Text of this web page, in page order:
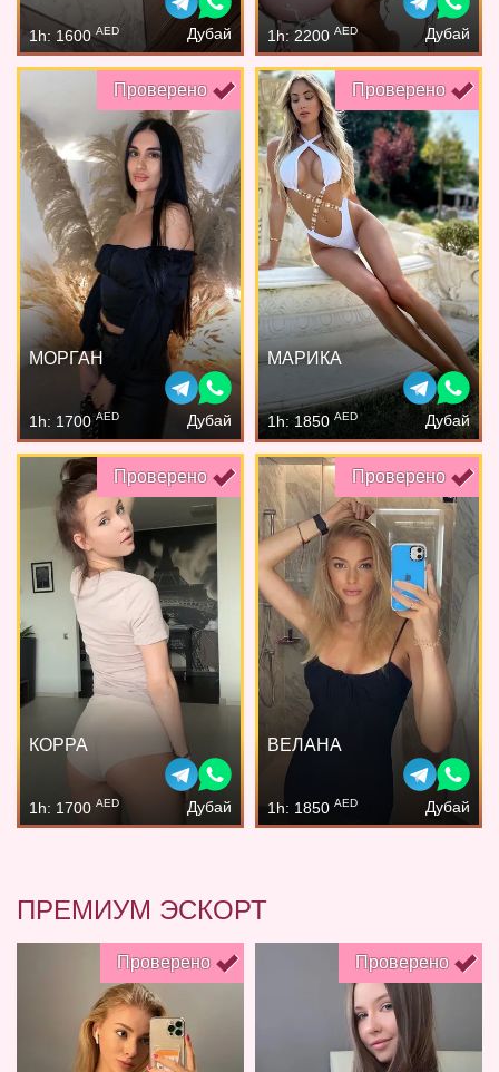
1h: 1600AED Дубай 1h: 2200 AED Дубай
Проверено
МОРГАН
1h: 1700AED Дубай
Проверено
МАРИКА
1h: 1850 AED Дубай
Проверено
КОРРА
1h: 1700 AED Дубай
Проверено
ВЕЛАНА
1h: 1850 AED Дубай
ПРЕМИУМ ЭСКОРТ
Проверено Проверено